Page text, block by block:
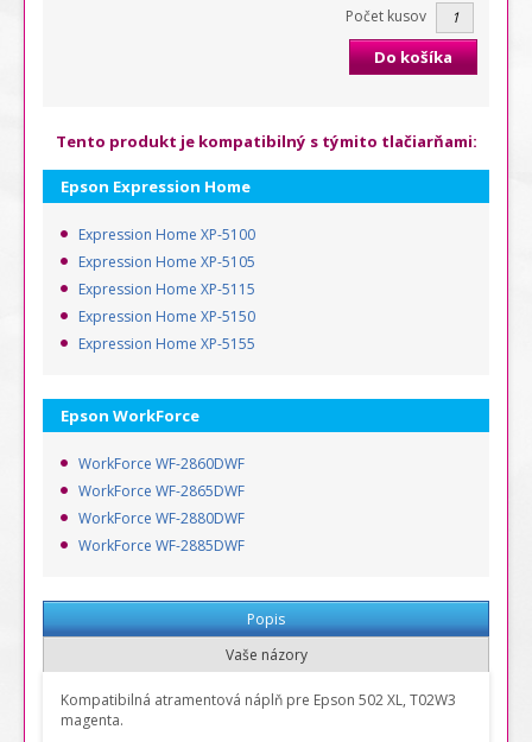
Počet kusov
Do košíka
Tento produkt je kompatibilný s týmito tlačiarňami:
Epson Expression Home
Expression Home XP-5100
Expression Home XP-5105
Expression Home XP-5115
Expression Home XP-5150
Expression Home XP-5155
Epson WorkForce
WorkForce WF-2860DWF
WorkForce WF-2865DWF
WorkForce WF-2880DWF
WorkForce WF-2885DWF
Popis
Vaše názory
Kompatibilná atramentová náplň pre Epson 502 XL, T02W3
magenta.